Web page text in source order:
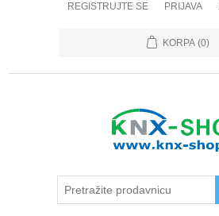
REGISTRUJTE SE PRIJAVA
KORPA (0)